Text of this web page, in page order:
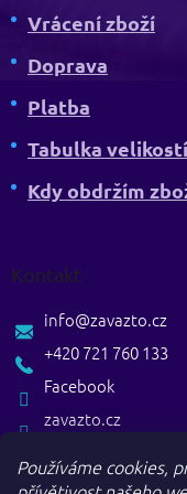
Používáme cookies,
Vrácení zboží
Doprava
Platba
Tabulka velikostí
Kdy obdržím
Kontakt
zavazto.cz
info@zavazto.cz
+420 721 760 133
Facebook